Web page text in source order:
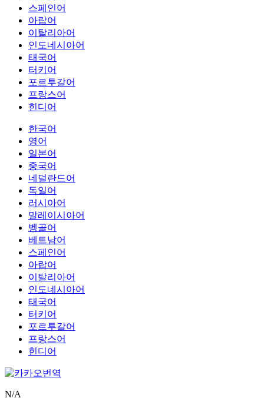
스페인어
아랍어
이탈리아어
인도네시아어
태국어
터키어
포르투갈어
프랑스어
힌디어
한국어
영어
일본어
중국어
네덜란드어
독일어
러시아어
말레이시아어
벵골어
베트남어
스페인어
아랍어
이탈리아어
인도네시아어
태국어
터키어
포르투갈어
프랑스어
힌디어
N/A